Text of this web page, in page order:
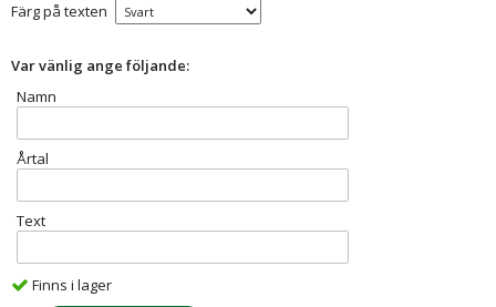
Färg på texten
Var vänlig ange följande:
Namn
Årtal
Text
Finns i lager